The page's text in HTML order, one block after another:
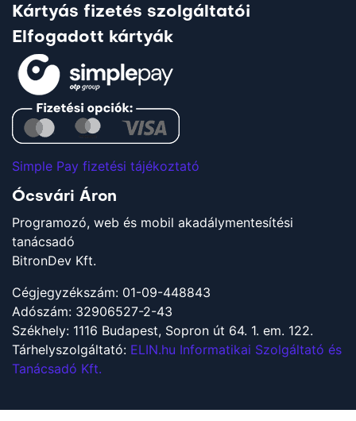
Kártyás fizetés szolgáltatói
Elfogadott kártyák
Simple Pay fizetési tájékoztató
Ócsvári Áron
Programozó, web és mobil akadálymentesítési
tanácsadó
BitronDev Kft.
Cégjegyzékszám: 01-09-448843
Adószám: 32906527-2-43
Székhely: 1116 Budapest, Sopron út 64. 1. em. 122.
Tárhelyszolgáltató: ELIN.hu Informatikai Szolgáltató és
Tanácsadó Kft.